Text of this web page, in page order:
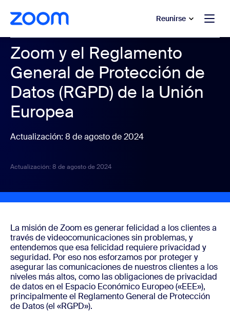
contenido principal
al chat de ayuda Reunirse
Zoom y el Reglamento
General de Protección de
Datos (RGPD) de la Unión
Europea
Actualización: 8 de agosto de 2024
Actualización: 8 de agosto de 2024
La misión de Zoom es generar felicidad a los clientes a
través de videocomunicaciones sin problemas, y
entendemos que esa felicidad requiere privacidad y
seguridad. Por eso nos esforzamos por proteger y
asegurar las comunicaciones de nuestros clientes a los
niveles más altos, como las obligaciones de privacidad
de datos en el Espacio Económico Europeo («EEE»),
principalmente el Reglamento General de Protección
de Datos (el «RGPD»).